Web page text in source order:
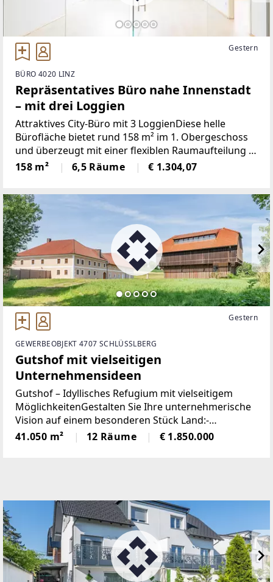
Gestern
BÜRO 4020 LINZ
Repräsentatives Büro nahe Innenstadt
– mit drei Loggien
Attraktives City-Büro mit 3 LoggienDiese helle
Bürofläche bietet rund 158 m² im 1. Obergeschoss
und überzeugt mit einer flexiblen Raumaufteilung in
6–7 Einheiten. Drei Loggien sorgen für zusätzlichen
Komfort und ein angenehmes Arbeitsumfeld. Die
158 m² 6,5 Räume € 1.304,07
Gestern
GEWERBEOBJEKT 4707 SCHLÜSSLBERG
Gutshof mit vielseitigen
Unternehmensideen
Gutshof – Idyllisches Refugium mit vielseitigem
MöglichkeitenGestalten Sie Ihre unternehmerische
Vision auf einem besonderen Stück Land:-
Pferdehaltung (Bewilligung vorhanden)-
Gastronomie (Gastroküche, Bar und Räumlichkeiten
41.050 m² 12 Räume € 1.850.000